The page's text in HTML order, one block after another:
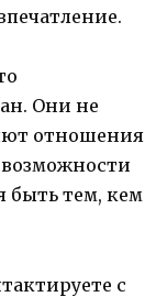
Они не
отношения
быть тем, кем
с